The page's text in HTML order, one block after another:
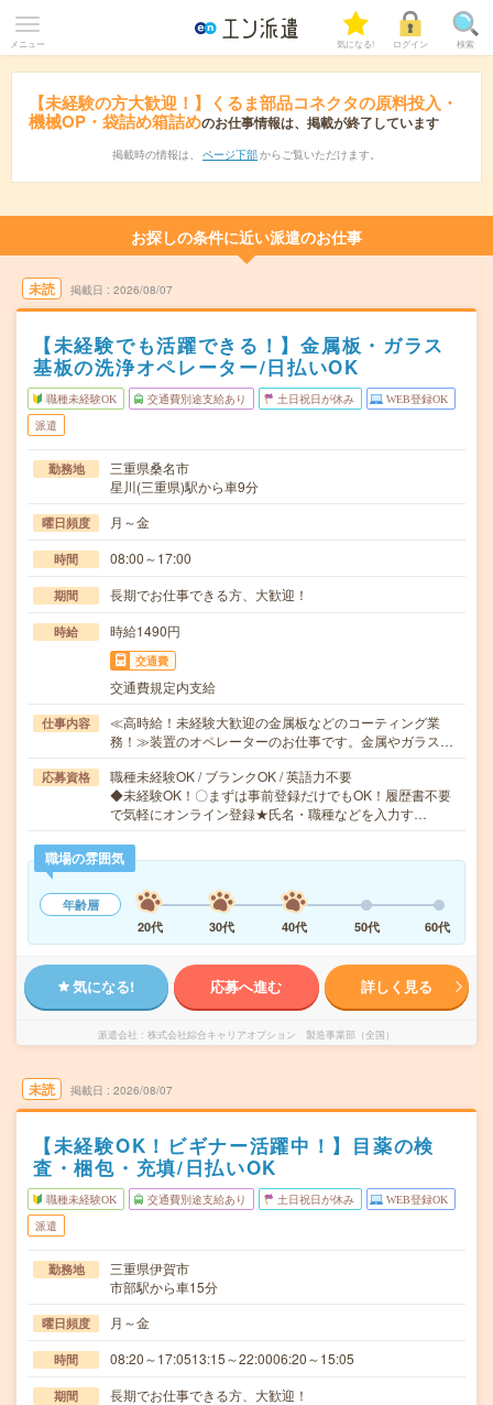
メニュー 気になる! ログイン 検索
【未経験の方大歓迎！】くるま部品コネクタの原料投入・
機械OP・袋詰め箱詰めのお仕事情報は、掲載が終了しています
掲載時の情報は、 ページ下部 からご覧いただけます。
お探しの条件に近い派遣のお仕事
未読 掲載日 2026/08/07
【未経験でも活躍できる！】金属板・ガラス
基板の洗浄オペレーター/日払いOK
職種未経験OK 交通費別途支給あり 土日祝日が休み WEB登録OK
派遣
勤務地
三重県桑名市
星川(三重県)駅から車9分
曜日頻度 月～金
時間 08:00～17:00
期間 長期でお仕事できる方、大歓迎！
時給 時給1490円
交通費
交通費規定内支給
仕事内容
≪高時給！未経験大歓迎の金属板などのコーティング業
務！≫装置のオペレーターのお仕事です。金属やガラス…
応募資格
職種未経験OK / ブランクOK / 英語力不要
◆未経験OK！〇まずは事前登録だけでもOK！履歴書不要
で気軽にオンライン登録★氏名・職種などを入力す…
職場の雰囲気
年齢層
20代
30代 40代 50代 60代
気になる! 応募へ進む 詳しく見る
派遣会社 株式会社綜合キャリアオプション 製造事業部（全国）
未読 掲載日 2026/08/07
【未経験OK！ビギナー活躍中！】目薬の検
査・梱包・充填/日払いOK
職種未経験OK 交通費別途支給あり 土日祝日が休み WEB登録OK
派遣
勤務地
三重県伊賀市
市部駅から車15分
曜日頻度 月～金
時間 08:20～17:0513:15～22:0006:20～15:05
期間 長期でお仕事できる方、大歓迎！